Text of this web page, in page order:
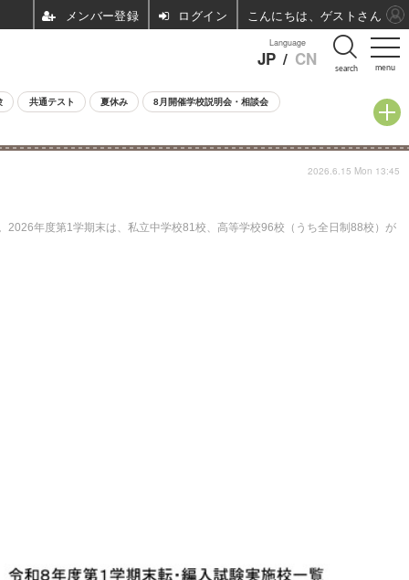
menu
Language
JP / CN search
共通テスト 夏休み 8月開催学校説明会・相談会
年度第1学期末は、私立中学校81校、高等学校96校（うち全日制88校）が
2026.6.15 Mon 13:45
ログイン こんにちは、ゲストさん